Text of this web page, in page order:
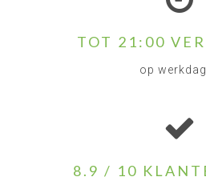
TOT 21:00
op
8.9 / 10